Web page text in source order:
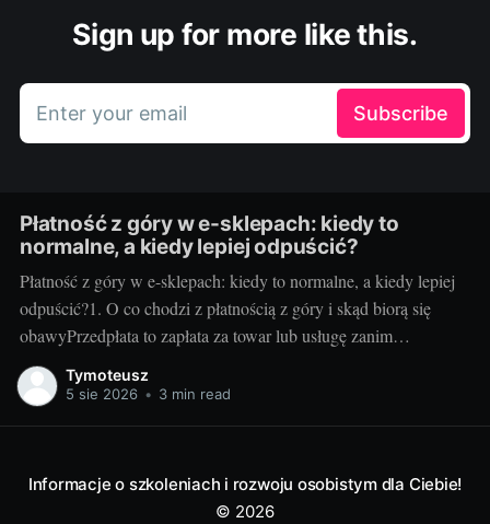
Sign up for more like this.
Enter your email Subscribe
Płatność z góry w e-sklepach: kiedy to
normalne, a kiedy lepiej odpuścić?
Płatność z góry w e-sklepach: kiedy to normalne, a kiedy lepiej
odpuścić?1. O co chodzi z płatnością z góry i skąd biorą się
obawyPrzedpłata to zapłata za towar lub usługę zanim
sprzedawca je wyśle albo wykona. Sklepy proszą o nią z kilku
powodów: poprawia to płynność finansową, pozwala
Tymoteusz
5 sie 2026 • 3 min read
Informacje o szkoleniach i rozwoju osobistym dla Ciebie!
© 2026